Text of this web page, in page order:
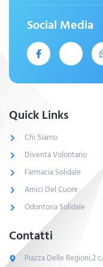
Social Media
Quick Links
Chi Siamo
Diventa Volontario
Farmacia Solidale
Amici Del Cuore
Odontoria Solidale
Contatti
Piazza Delle Regioni,2